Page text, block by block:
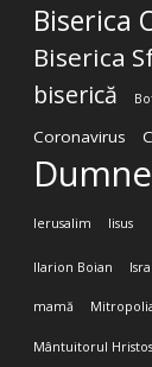
Biserica
Biserica
biserică
Coronavirus
Ierusalim Iisus
Ilarion Boian
mamă
Mântuitorul Hristos